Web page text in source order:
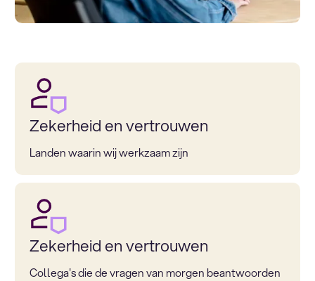
Zekerheid en vertrouwen
Landen waarin wij werkzaam zijn
Zekerheid en vertrouwen
Collega's die de vragen van morgen beantwoorden